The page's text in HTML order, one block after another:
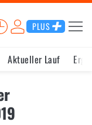
PLUS
Aktueller Lauf